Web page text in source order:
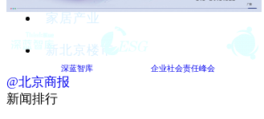
家居产业
新北京楼市
深蓝智库 企业社会责任峰会
@北京商报
新闻排行